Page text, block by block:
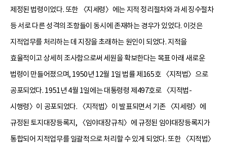
제정된 법령이었다. 또한 〈지세령〉에는 지적 정리절차와 과세 징수절차
등 서로 다른 성격의 조항들이 동시에 존재하는 경우가 있었다. 이것은
지적업무를 처리하는 데 지장을 초래하는 원인이 되었다. 지적을
효율적이고 상세히 조사함으로써 세원을 확보한다는 목표 아래 새로운
법령이 만들어졌으며, 1950년 12월 1일 법률 제165호 〈지적법〉으로
공포되었다. 1951년 4월 1일에는 대통령령 제497호로 〈지적법-
시행령〉이 공포되었다. 〈지적법〉이 발표되면서 기존 〈지세령〉에
규정된 토지대장등록지, 〈임야대장규칙〉에 규정된 임야대장등록지가
통합되어 지적업무를 일괄적으로 처리할 수 있게 되었다. 또한 〈지적법〉